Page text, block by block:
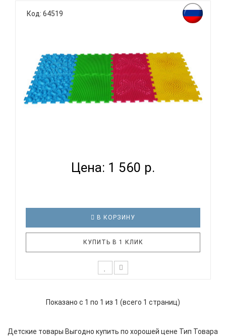
Код: 64519
Цена: 1 560 р.
В КОРЗИНУ
КУПИТЬ В 1 КЛИК
модули, которые соединяются между собой по
счет разнообразия фактуры и рельефа, а также
Показано с 1 по 1 из 1 (всего 1 страниц)
Детские товары Выгодно купить по хорошей цене Тип Товара